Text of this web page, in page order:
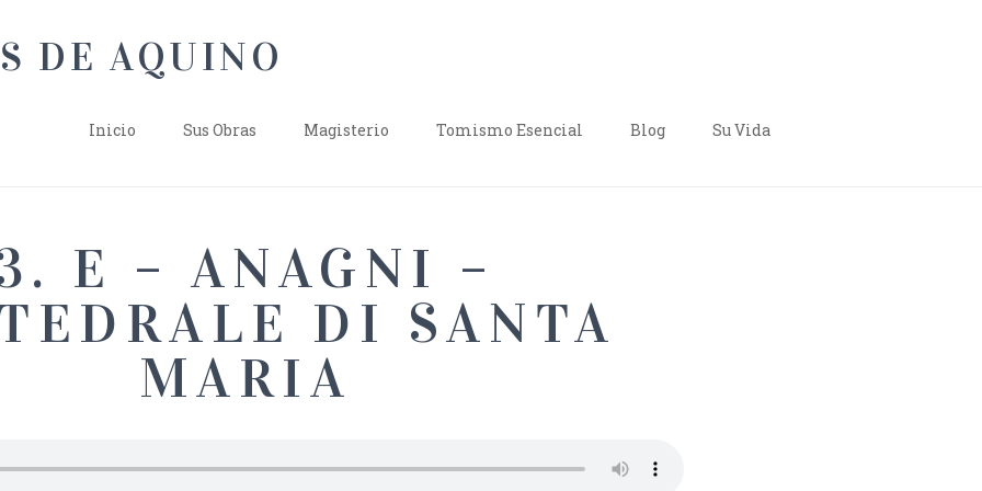
Inicio Sus Obras Magisterio Tomismo Esencial Blog Su Vida
E – ANAGNI –
DI SANTA
MARIA